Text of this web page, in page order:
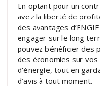
En optant pour un
avez la liberté de
des avantages
engager sur le long
pouvez bénéficier des
des économies sur vos
d’énergie, tout en
d’avis à tout moment.